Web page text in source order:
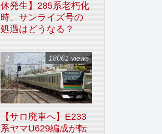
休発生】285系老朽化
時、サンライズ号の
処遇はどうなる？
【サロ廃車へ】E233
系ヤマU629編成が転
18061 views